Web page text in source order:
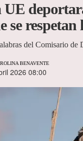
se
del Comisario de
BENAVENTE
2026 08:00